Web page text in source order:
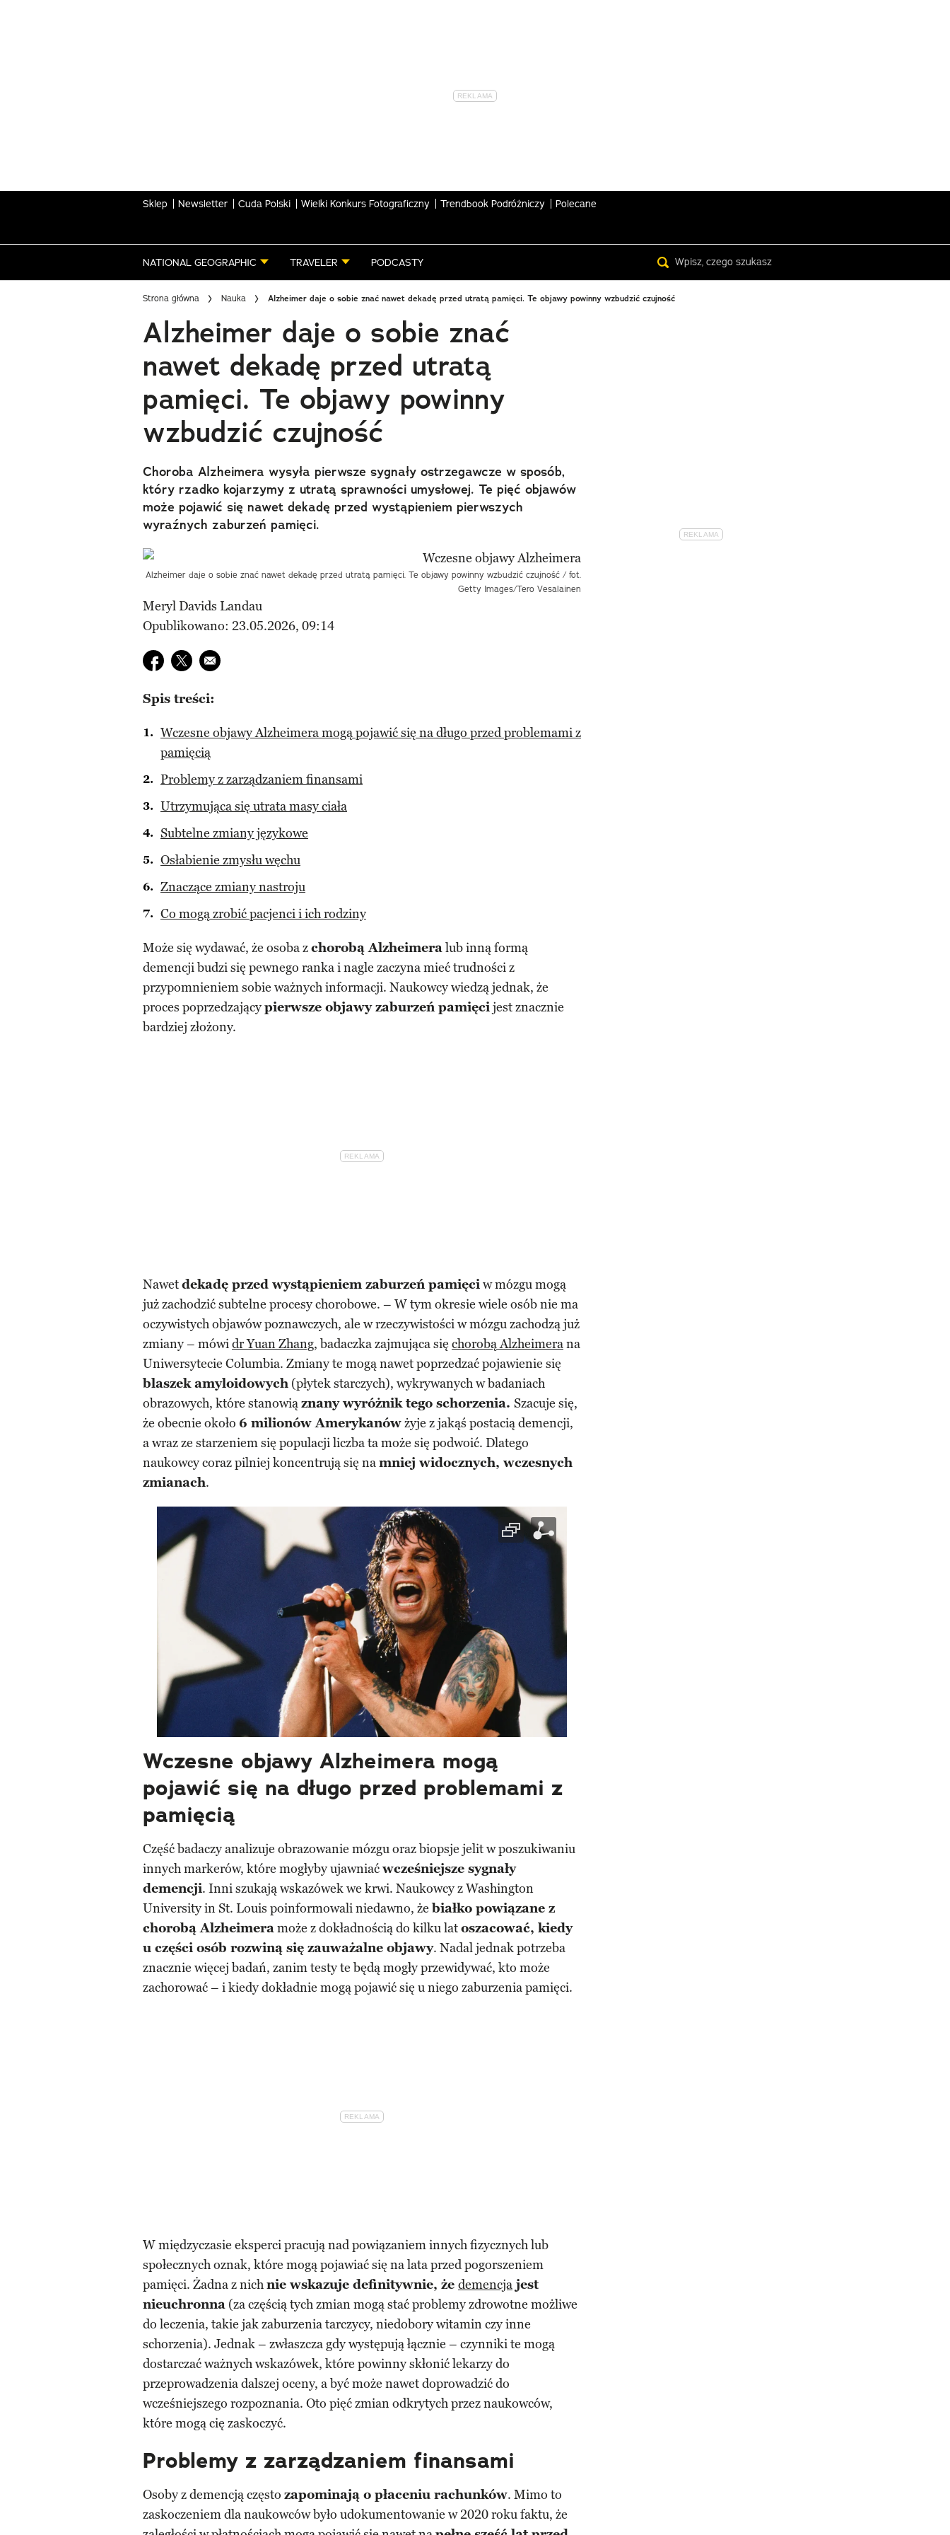
Sklep Newsletter Cuda Polski Wielki Konkurs Fotograficzny Trendbook Podróżniczy Polecane
NATIONAL GEOGRAPHIC TRAVELER PODCASTY
Strona główna Nauka Alzheimer daje o sobie znać nawet dekadę przed utratą pamięci. Te objawy powinny wzbudzić czujność
Alzheimer daje o sobie znać
nawet dekadę przed utratą
pamięci. Te objawy powinny
wzbudzić czujność
Choroba Alzheimera wysyła pierwsze sygnały ostrzegawcze w sposób,
który rzadko kojarzymy z utratą sprawności umysłowej. Te pięć objawów
może pojawić się nawet dekadę przed wystąpieniem pierwszych
wyraźnych zaburzeń pamięci.
Alzheimer daje o sobie znać nawet dekadę przed utratą pamięci. Te objawy powinny wzbudzić czujność / fot.
Getty Images/Tero Vesalainen
Meryl Davids Landau
Opublikowano: 23.05.2026, 09:14
Udostępnij na facebook
Udostępnij na twitter
E-mail do przyjaciela
Spis treści:
Wczesne objawy Alzheimera mogą pojawić się na długo przed problemami z
pamięcią
Problemy z zarządzaniem finansami
Utrzymująca się utrata masy ciała
Subtelne zmiany językowe
Osłabienie zmysłu węchu
Znaczące zmiany nastroju
Co mogą zrobić pacjenci i ich rodziny
Może się wydawać, że osoba zchorobą Alzheimeralub inną formą
demencji budzi się pewnego ranka i nagle zaczyna mieć trudności z
przypomnieniem sobie ważnych informacji. Naukowcy wiedzą jednak, że
proces poprzedzającypierwsze objawy zaburzeń pamięcijest znacznie
bardziej złożony.
Nawetdekadę przed wystąpieniem zaburzeń pamięciw mózgu mogą
już zachodzić subtelne procesy chorobowe. – W tym okresie wiele osób nie ma
oczywistych objawów poznawczych, ale w rzeczywistości w mózgu zachodzą już
zmiany – mówidr Yuan Zhang, badaczka zajmująca się chorobą Alzheimerana
Uniwersytecie Columbia. Zmiany te mogą nawet poprzedzać pojawienie się
blaszek amyloidowych (płytek starczych), wykrywanych w badaniach
obrazowych, które stanowiąznany wyróżnik tego schorzenia. Szacuje się,
że obecnie około 6 milionów Amerykanówżyje z jakąś postacią demencji,
a wraz ze starzeniem się populacji liczba ta może się podwoić. Dlatego
naukowcy coraz pilniej koncentrują się namniej widocznych, wczesnych
zmianach.
Wczesne objawy Alzheimera mogą
pojawić się na długo przed problemami z
pamięcią
Część badaczy analizuje obrazowanie mózgu oraz biopsje jelit w poszukiwaniu
innych markerów, które mogłyby ujawniaćwcześniejsze sygnały
demencji. Inni szukają wskazówek we krwi. Naukowcy z Washington
University in St. Louis poinformowali niedawno, żebiałko powiązane z
chorobą Alzheimeramoże z dokładnością do kilku latoszacować, kiedy
u części osób rozwiną się zauważalne objawy. Nadal jednak potrzeba
znacznie więcej badań, zanim testy te będą mogły przewidywać, kto może
zachorować – i kiedy dokładnie mogą pojawić się u niego zaburzenia pamięci.
W międzyczasie eksperci pracują nad powiązaniem innych fizycznych lub
społecznych oznak, które mogą pojawiać się na lata przed pogorszeniem
pamięci. Żadna z nichnie wskazuje definitywnie, że demencja jest
nieuchronna (za częścią tych zmian mogą stać problemy zdrowotne możliwe
do leczenia, takie jak zaburzenia tarczycy, niedobory witamin czy inne
schorzenia). Jednak – zwłaszcza gdy występują łącznie – czynniki te mogą
dostarczać ważnych wskazówek, które powinny skłonić lekarzy do
przeprowadzenia dalszej oceny, a być może nawet doprowadzić do
wcześniejszego rozpoznania. Oto pięć zmian odkrytych przez naukowców,
które mogą cię zaskoczyć.
Problemy z zarządzaniem finansami
Osoby z demencją często zapominają o płaceniu rachunków. Mimo to
zaskoczeniem dla naukowców było udokumentowanie w 2020 roku faktu, że